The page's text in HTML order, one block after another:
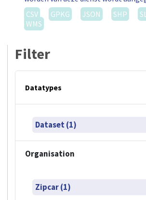
CSV
GPKG JSON SHP
WMS
Filter
Datatypes
Dataset (1)
Organisation
Zipcar (1)